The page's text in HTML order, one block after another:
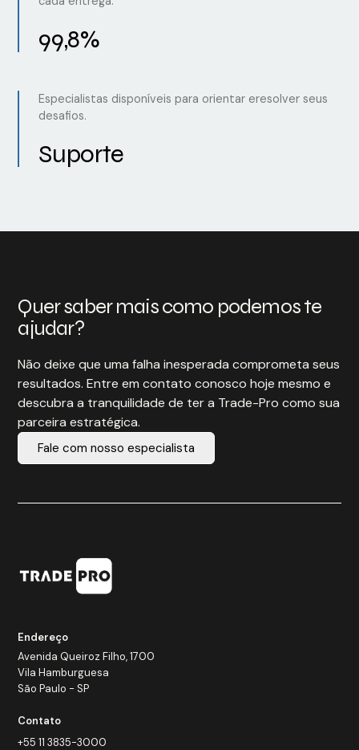
99,8%
Especialistas disponíveis para orientar eresolver seus
desafios.
Suporte
Quer saber mais como podemos te
ajudar?
Não deixe que uma falha inesperada comprometa seus
resultados. Entre em contato conosco hoje mesmo e
descubra a tranquilidade de ter a Trade-Pro como sua
parceira estratégica.
Fale com nosso especialista
Endereço
Avenida Queiroz Filho, 1700
Vila Hamburguesa
São Paulo - SP
Contato
+55 11 3835-3000